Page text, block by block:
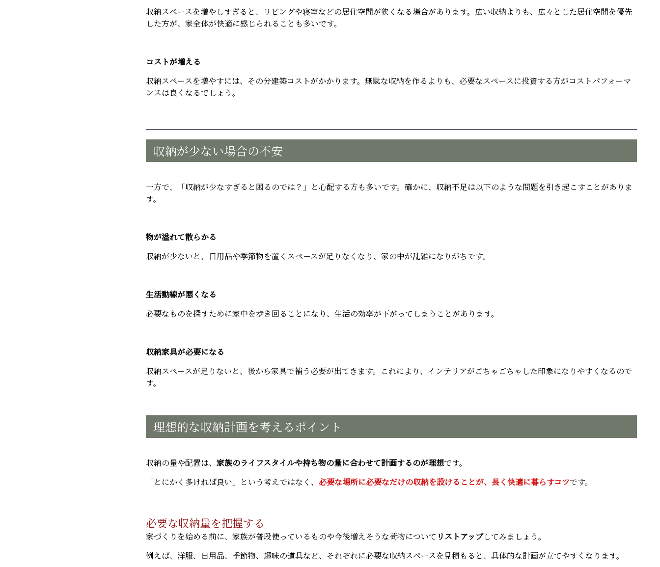
収納スペースを増やしすぎると、リビングや寝室などの居住空間が狭くなる場合があります。広い収納よりも、広々とした居住空間を優先
した方が、家全体が快適に感じられることも多いです。
コストが増える
収納スペースを増やすには、その分建築コストがかかります。無駄な収納を作るよりも、必要なスペースに投資する方がコストパフォーマ
ンスは良くなるでしょう。
収納が少ない場合の不安
一方で、「収納が少なすぎると困るのでは？」と心配する方も多いです。確かに、収納不足は以下のような問題を引き起こすことがありま
す。
物が溢れて散らかる
収納が少ないと、日用品や季節物を置くスペースが足りなくなり、家の中が乱雑になりがちです。
生活動線が悪くなる
必要なものを探すために家中を歩き回ることになり、生活の効率が下がってしまうことがあります。
収納家具が必要になる
収納スペースが足りないと、後から家具で補う必要が出てきます。これにより、インテリアがごちゃごちゃした印象になりやすくなるので
す。
理想的な収納計画を考えるポイント
収納の量や配置は、 家族のライフスタイルや持ち物の量に合わせて計画するのが理想です。
「とにかく多ければ良い」という考えではなく、 必要な場所に必要なだけの収納を設けることが、長く快適に暮らすコツです。
必要な収納量を把握する
家づくりを始める前に、家族が普段使っているものや今後増えそうな荷物について リストアップしてみましょう。
例えば、洋服、日用品、季節物、趣味の道具など、それぞれに必要な収納スペースを見積もると、具体的な計画が立てやすくなります。